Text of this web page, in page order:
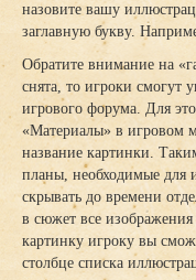
назовите вашу
заглавную букву.
Обратите внимание на
снята, то игроки смогут
игрового форума. Для
«Материалы» в игровом
название картинки.
планы, необходимые для
скрывать до времени
в сюжет все
картинку игроку вы
столбце списка